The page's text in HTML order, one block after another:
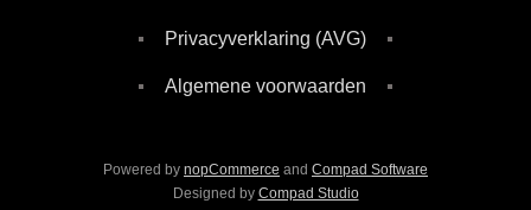
Privacyverklaring (AVG)
Algemene voorwaarden
Powered by nopCommerce and Compad Software
Designed by Compad Studio